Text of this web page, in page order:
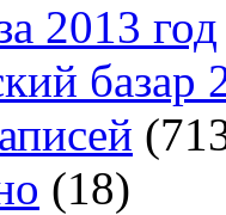
2013 год
базар
(18)